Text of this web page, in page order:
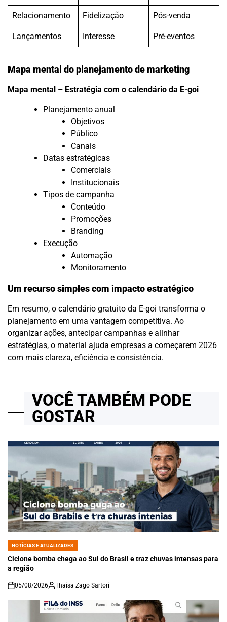
Relacionamento Fidelização Pós-venda
Lançamentos Interesse Pré-eventos
Mapa mental do planejamento de marketing
Mapa mental – Estratégia com o calendário da E-goi
Planejamento anual
Objetivos
Público
Canais
Datas estratégicas
Comerciais
Institucionais
Tipos de campanha
Conteúdo
Promoções
Branding
Execução
Automação
Monitoramento
Um recurso simples com impacto estratégico
Em resumo, o calendário gratuito da E-goi transforma o
planejamento em uma vantagem competitiva. Ao
organizar ações, antecipar campanhas e alinhar
estratégias, o material ajuda empresas a começarem 2026
com mais clareza, eficiência e consistência.
VOCÊ TAMBÉM PODE
GOSTAR
POSTED
IN
NOTÍCIAS E ATUALIZADES
Ciclone bomba chega ao Sul do Brasil e traz chuvas intensas para
a região
on
05/08/2026 Thaisa Zago Sartori